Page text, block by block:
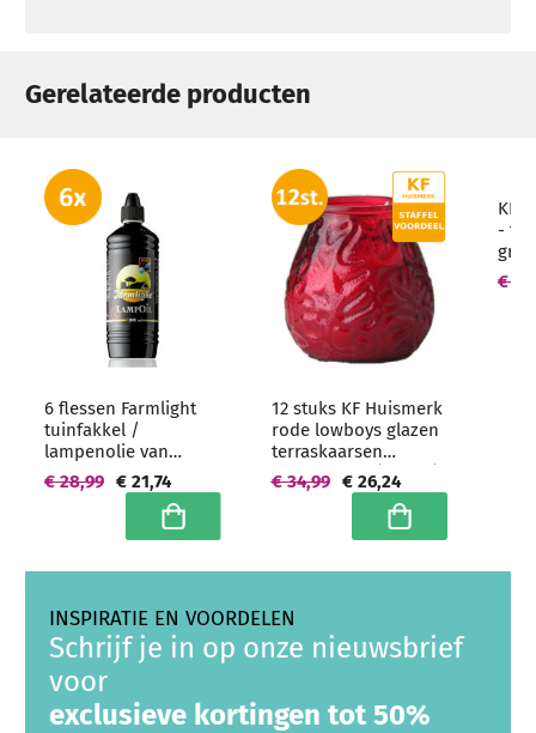
Gerelateerde producten
6 flessen Farmlight
tuinfakkel /
lampenolie van
zuivere paraffine - 6 x
1 liter
grootverpakking
€ 21,74
€ 28,99
In winkelwagen
12 stuks KF Huismerk
rode lowboys glazen
terraskaarsen
100/100 mm (70 uur)
Hoogwaardige
horeca kwaliteit -
grootverpakking
€ 26,24
€ 34,99
In winkelwagen
KF
-
mm
€
INSPIRATIE EN VOORDELEN
Schrijf je in op onze nieuwsbrief
voor
exclusieve kortingen tot 50%